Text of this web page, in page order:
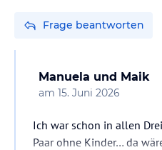
Frage beantworten
Manuela und Maik
am 15. Juni 2026
Ich war schon in allen
Paar ohne Kinder… da